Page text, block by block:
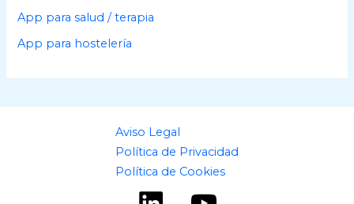
App para salud / terapia
App para hostelería
Aviso Legal
Política de Privacidad
Política de Cookies